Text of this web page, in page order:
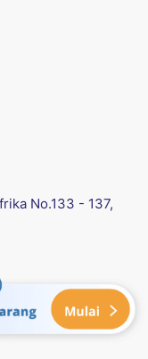
No.133 - 137,